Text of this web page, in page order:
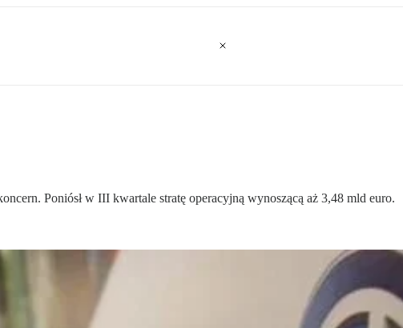
Poniósł w III kwartale stratę operacyjną wynoszącą aż 3,48 mld euro.